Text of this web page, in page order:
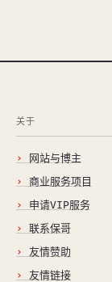
关于
网站与博主
商业服务项目
申请VIP服务
联系保哥
友情赞助
友情链接